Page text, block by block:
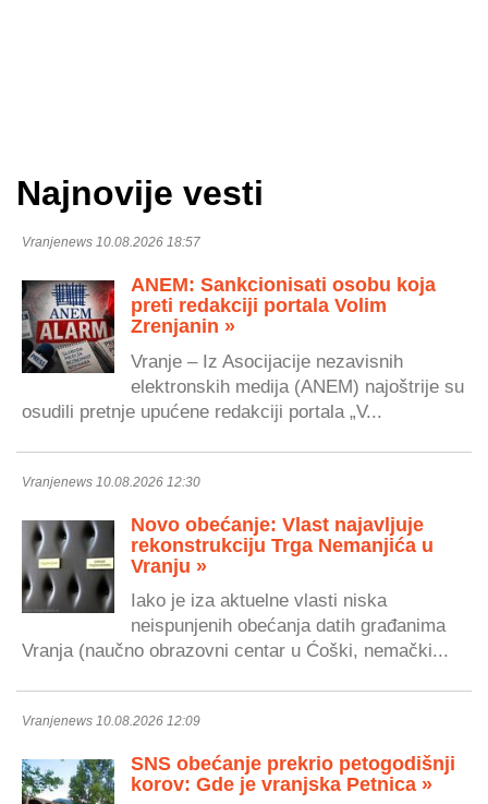
Najnovije vesti
Vranjenews 10.08.2026 18:57
ANEM: Sankcionisati osobu koja
preti redakciji portala Volim
Zrenjanin »
Vranje – Iz Asocijacije nezavisnih
elektronskih medija (ANEM) najoštrije su
osudili pretnje upućene redakciji portala „V...
Vranjenews 10.08.2026 12:30
Novo obećanje: Vlast najavljuje
rekonstrukciju Trga Nemanjića u
Vranju »
Iako je iza aktuelne vlasti niska
neispunjenih obećanja datih građanima
Vranja (naučno obrazovni centar u Ćoški, nemački...
Vranjenews 10.08.2026 12:09
SNS obećanje prekrio petogodišnji
korov: Gde je vranjska Petnica »